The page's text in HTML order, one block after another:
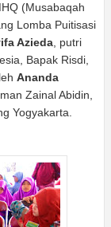
(Musabaqah
Lomba Puitisasi
Azieda, putri
Bapak Risdi,
Ananda
Zainal Abidin,
Yogyakarta.